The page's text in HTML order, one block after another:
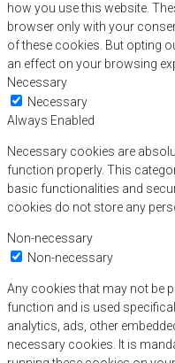
how you use this website.
browser only with your
of these cookies. But opting
an effect on your browsing
Necessary
Necessary
Always Enabled
Necessary cookies are
function properly. This
basic functionalities and
cookies do not store any
Non-necessary
Non-necessary
Any cookies that may not be
function and is used
analytics, ads, other
necessary cookies. It is